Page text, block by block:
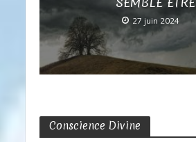
27 juin 2024
Conscience Divine